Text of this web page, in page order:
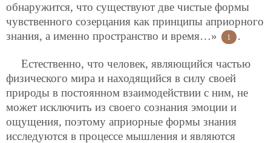
обнаружится, что существуют две чистые формы
чувственного созерцания как принципы априорного
знания, а именно пространство и время…»
1 .
Естественно, что человек, являющийся частью
физического мира и находящийся в силу своей
природы в постоянном взаимодействии с ним, не
может исключить из своего сознания эмоции и
ощущения, поэтому априорные формы знания
исследуются в процессе мышления и являются